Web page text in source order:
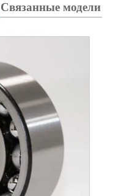
Связанные модели
2RS, 6418-ZZ